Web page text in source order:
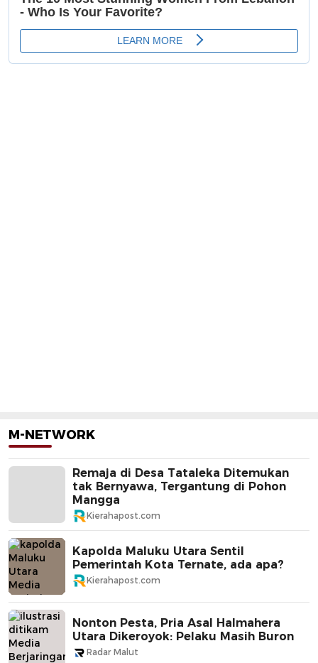
M-NETWORK
Remaja di Desa Tataleka Ditemukan
tak Bernyawa, Tergantung di Pohon
Mangga
Kierahapost.com
Kapolda Maluku Utara Sentil
Pemerintah Kota Ternate, ada apa?
Kierahapost.com
Nonton Pesta, Pria Asal Halmahera
Utara Dikeroyok: Pelaku Masih Buron
Radar Malut